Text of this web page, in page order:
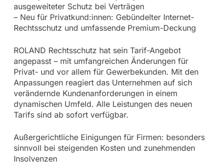
ausgeweiteter Schutz bei Verträgen
– Neu für Privatkund:innen: Gebündelter Internet-
Rechtsschutz und umfassende Premium-Deckung
ROLAND Rechtsschutz hat sein Tarif-Angebot
angepasst – mit umfangreichen Änderungen für
Privat- und vor allem für Gewerbekunden. Mit den
Anpassungen reagiert das Unternehmen auf sich
verändernde Kundenanforderungen in einem
dynamischen Umfeld. Alle Leistungen des neuen
Tarifs sind ab sofort verfügbar.
Außergerichtliche Einigungen für Firmen: besonders
sinnvoll bei steigenden Kosten und zunehmenden
Insolvenzen